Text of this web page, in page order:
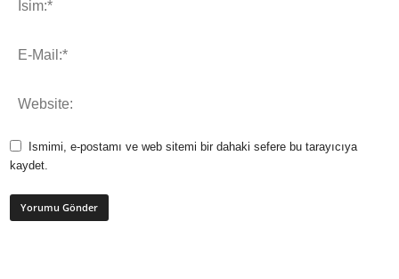
Ismimi, e-postamı ve web sitemi bir dahaki sefere bu tarayıcıya
kaydet.